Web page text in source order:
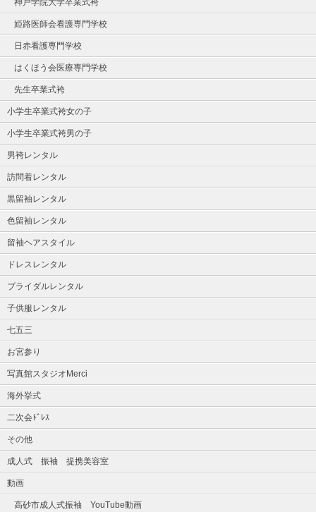
神戸学院大学卒業式袴
姫路医師会看護専門学校
日赤看護専門学校
はくほう会医療専門学校
先生卒業式袴
小学生卒業式袴女の子
小学生卒業式袴男の子
男袴レンタル
訪問着レンタル
黒留袖レンタル
色留袖レンタル
留袖ヘアスタイル
ドレスレンタル
ブライダルレンタル
子供服レンタル
七五三
お宮参り
写真館スタジオMerci
海外挙式
二次会ﾄﾞﾚｽ
その他
成人式 振袖 提携美容室
動画
高砂市成人式振袖 YouTube動画